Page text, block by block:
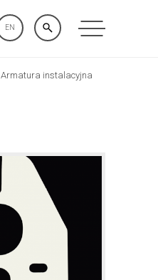
EN
Armatura instalacyjna